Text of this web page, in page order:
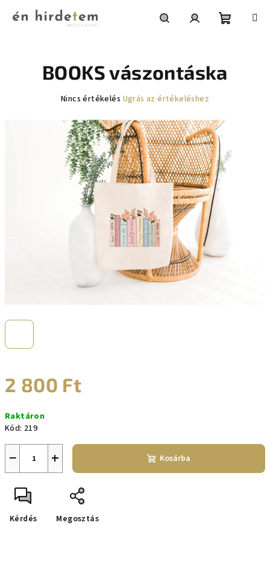
2 800 Ft
Raktáron
Kód: 219
+
− Kosárba
Kérdés Megosztás
BOOKS vászontáska
A
átlagos
értékelése
5-
ből
0,0
csillag.
Nincs értékelés Ugrás az értékeléshez